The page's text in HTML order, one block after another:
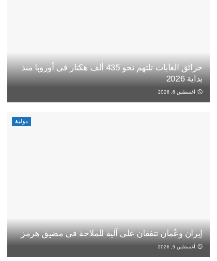
حرائق الغابات تلتهم نحو 435 ألف هكتار في أوروبا منذ
بداية 2026
أغسطس 6, 2026
دولية
إيران وعُمان تتفقان على آلية للملاحة في مضيق هرمز
أغسطس 5, 2026